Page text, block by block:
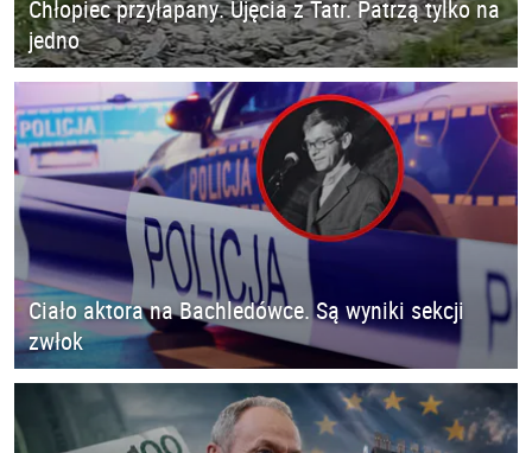
Chłopiec przyłapany. Ujęcia z Tatr. Patrzą tylko na
jedno
Ciało aktora na Bachledówce. Są wyniki sekcji
zwłok